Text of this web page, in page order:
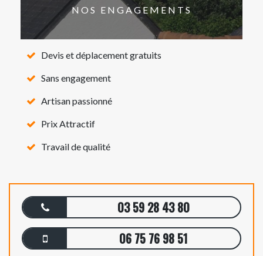
NOS ENGAGEMENTS
Devis et déplacement gratuits
Sans engagement
Artisan passionné
Prix Attractif
Travail de qualité
03 59 28 43 80
06 75 76 98 51